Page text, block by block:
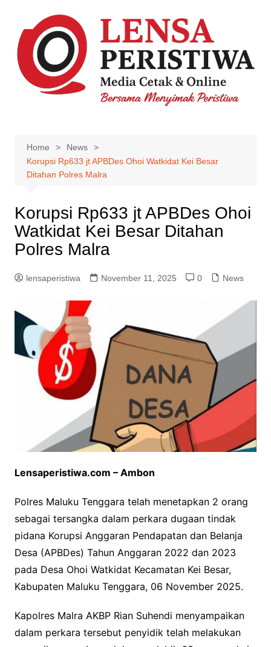
content
Home
News
Korupsi Rp633 jt APBDes Ohoi Watkidat Kei Besar
Ditahan Polres Malra
Korupsi Rp633 jt APBDes Ohoi
Watkidat Kei Besar Ditahan
Polres Malra
lensaperistiwa November 11, 2025 0 News
Lensaperistiwa.com – Ambon
Polres Maluku Tenggara telah menetapkan 2 orang
sebagai tersangka dalam perkara dugaan tindak
pidana Korupsi Anggaran Pendapatan dan Belanja
Desa (APBDes) Tahun Anggaran 2022 dan 2023
pada Desa Ohoi Watkidat Kecamatan Kei Besar,
Kabupaten Maluku Tenggara, 06 November 2025.
Kapolres Malra AKBP Rian Suhendi menyampaikan
dalam perkara tersebut penyidik telah melakukan